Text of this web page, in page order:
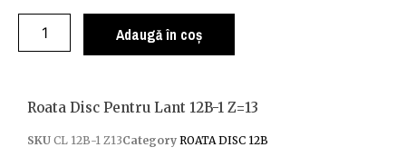
Adaugă în coș
Roata Disc Pentru Lant 12B-1 Z=13
SKU CL 12B-1 Z13Category ROATA DISC 12B